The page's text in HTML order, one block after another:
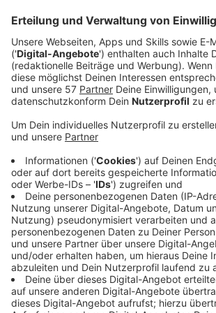
Anzeige
Sebastian Fitzek bringt auch in 2024
auf den Markt. Der neue Titel: "Das
Der 53-Jährige hat sich gleichzeitig
die größte "Thriller-Tour" der Welt auf
stellen und reist bis kurz vor
Deutschland, um aus seinem neuen
Den Anfang macht am 28. November
gesagt die Lanxess Arena vor rund
Was Fitzek zu seiner Tournee sagt,
schon verraten darf, das erfahrt ihr im
Außerdem spricht Kollege Thorsten